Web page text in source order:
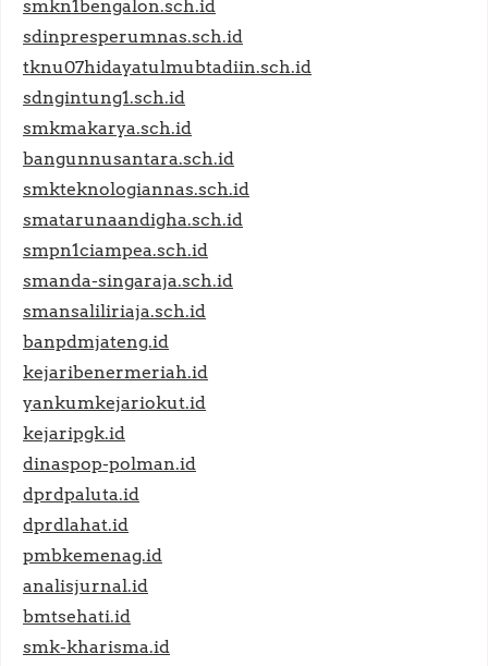
smkn1bengalon.sch.id
sdinpresperumnas.sch.id
tknu07hidayatulmubtadiin.sch.id
sdngintung1.sch.id
smkmakarya.sch.id
bangunnusantara.sch.id
smkteknologiannas.sch.id
smatarunaandigha.sch.id
smpn1ciampea.sch.id
smanda-singaraja.sch.id
smansaliliriaja.sch.id
banpdmjateng.id
kejaribenermeriah.id
yankumkejariokut.id
kejaripgk.id
dinaspop-polman.id
dprdpaluta.id
dprdlahat.id
pmbkemenag.id
analisjurnal.id
bmtsehati.id
smk-kharisma.id